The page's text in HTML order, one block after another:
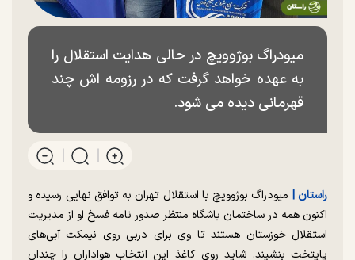
میودراگ بوژوویچ در حالی هدایت استقلال را
به عهده خواهد گرفت که در رزومه اش چند
قهرمانی دیده می شود.
راستان |‌ میودراگ بوژوویچ با استقلال تهران به توافق نهایی رسیده و
اکنون همه در ساختمان باشگاه منتظر صدور نامه فسخ او از مدیریت
استقلال خوزستان هستند تا وی برای دربی روی نیمکت آبی‌های
پایتخت بنشیند. شاید روی کاغذ این انتخاب هواداران را چندان